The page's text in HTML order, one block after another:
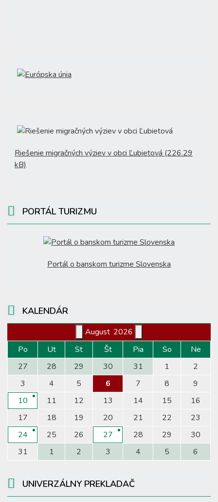
Riešenie migračných výziev v obci Ľubietová (226.29
kB)
PORTÁL TURIZMU
Portál o banskom turizme Slovenska
KALENDÁR
August 2026
Po
Ut St Št Pia So
Ne
27
28 29 30 31 1
2
3
4 5 6 7 8
9
10
11 12 13 14 15
16
17
18 19 20 21 22
23
24
25 26 27 28 29
30
31
1 2 3 4 5 6
UNIVERZÁLNY PREKLADAČ